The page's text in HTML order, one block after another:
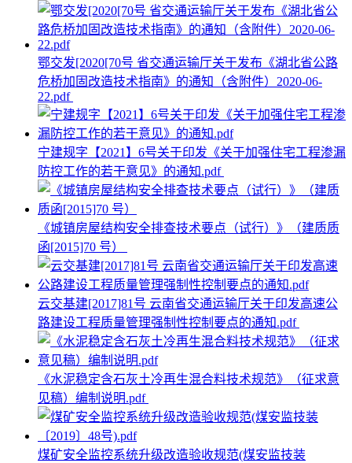
鄂交发[2020[70号 省交通运输厅关于发布《湖北省公路
危桥加固改造技术指南》的通知（含附件）2020-06-
22.pdf
宁建规字【2021】6号关于印发《关于加强住宅工程渗漏
防控工作的若干意见》的通知.pdf
《城镇房屋结构安全排查技术要点（试行）》（建质质
函[2015]70 号）
云交基建[2017]81号 云南省交通运输厅关于印发高速公
路建设工程质量管理强制性控制要点的通知.pdf
《水泥稳定含石灰土冷再生混合料技术规范》（征求意
见稿）编制说明.pdf
煤矿安全监控系统升级改造验收规范(煤安监技装